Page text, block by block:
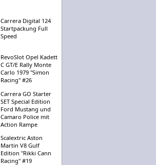
Carrera Digital 124
Startpackung Full
Speed
RevoSlot Opel Kadett
C GT/E Rally Monte
Carlo 1979 "Simon
Racing" #26
Carrera GO Starter
SET Special Edition
Ford Mustang und
Camaro Police mit
Action Rampe
Scalextric Aston
Martin V8 Gulf
Edition "Rikki Cann
Racing" #19